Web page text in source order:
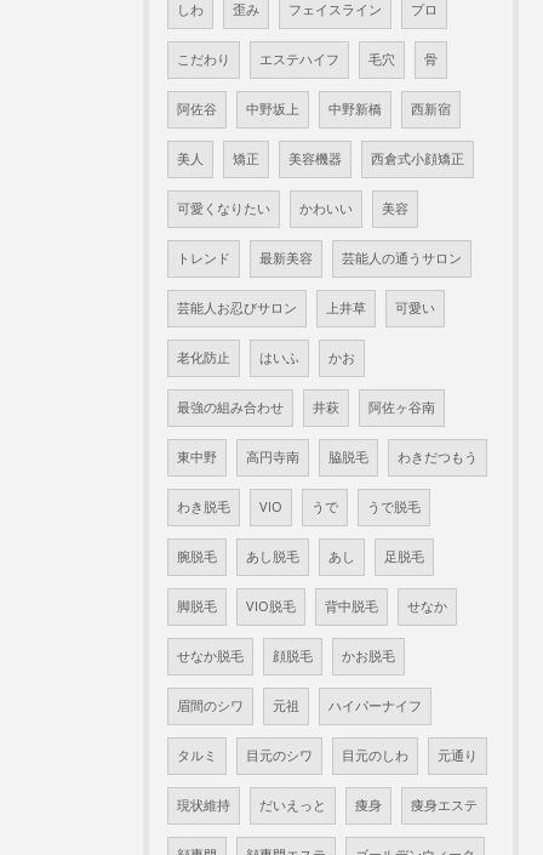
しわ 歪み フェイスライン プロ
こだわり エステハイフ 毛穴 骨
阿佐谷 中野坂上 中野新橋 西新宿
美人 矯正 美容機器 西倉式小顔矯正
可愛くなりたい かわいい 美容
トレンド 最新美容 芸能人の通うサロン
芸能人お忍びサロン 上井草 可愛い
老化防止 はいふ かお
最強の組み合わせ 井萩 阿佐ヶ谷南
東中野 高円寺南 脇脱毛 わきだつもう
わき脱毛 VIO うで うで脱毛
腕脱毛 あし脱毛 あし 足脱毛
脚脱毛 VIO脱毛 背中脱毛 せなか
せなか脱毛 顔脱毛 かお脱毛
眉間のシワ 元祖 ハイパーナイフ
タルミ 目元のシワ 目元のしわ 元通り
現状維持 だいえっと 痩身 痩身エステ